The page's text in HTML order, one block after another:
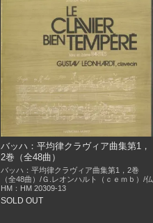
バッハ：平均律クラヴィア曲集第1，
2巻（全48曲）
バッハ：平均律クラヴィア曲集第1，2巻
（全48曲）/Ｇ.レオンハルト（ｃｅｍｂ）/仏
HM：HM 20309-13
SOLD OUT